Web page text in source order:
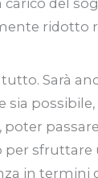
ridotto
Sarà
sia
per sfruttare
in termini